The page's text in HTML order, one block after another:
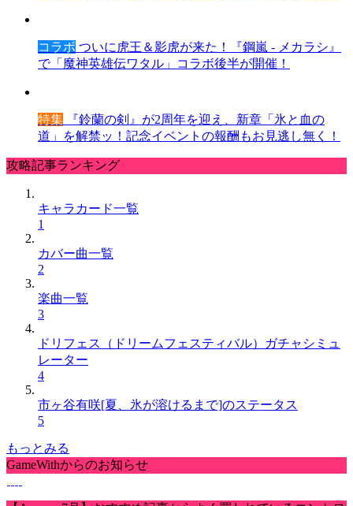
コラボ ついに虎王＆影虎が来た！『鋼嵐 - メカラシ』
で「魔神英雄伝ワタル」コラボ後半が開催！
特集 『鈴蘭の剣』が2周年を迎え、新章「氷と血の
道」を解禁ッ！記念イベントの報酬もお見逃し無く！
攻略記事ランキング
キャラカード一覧
1
カバー曲一覧
2
楽曲一覧
3
ドリフェス（ドリームフェスティバル）ガチャシミュ
レーター
4
市ヶ谷有咲[夏、氷が溶けるまで]のステータス
5
もっとみる
GameWithからのお知らせ